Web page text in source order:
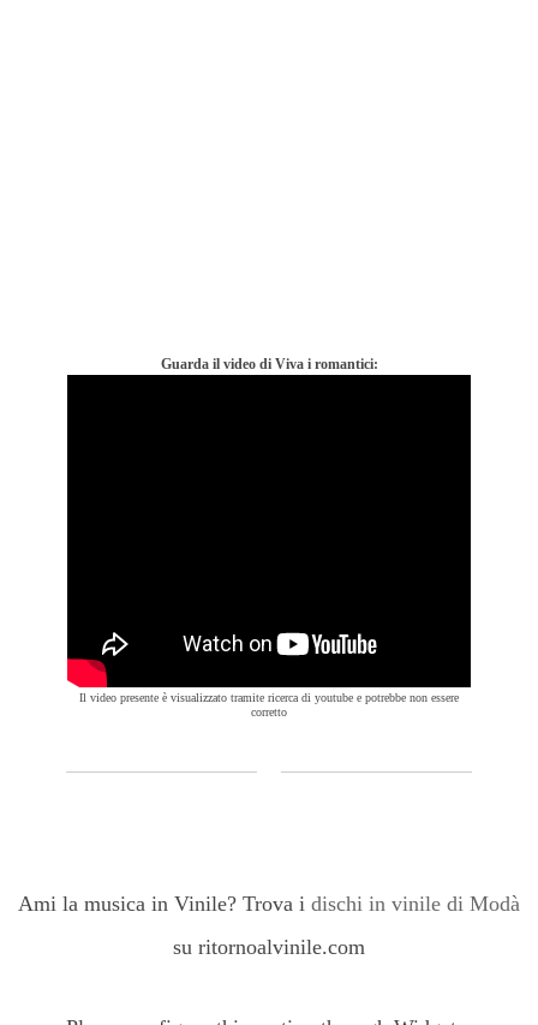
Guarda il video di Viva i romantici:
Il video presente è visualizzato tramite ricerca di youtube e potrebbe non essere
corretto
Ami la musica in Vinile? Trova i dischi in vinile di Modà
su ritornoalvinile.com